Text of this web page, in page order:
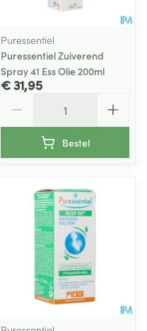
Puressentiel
Puressentiel Zuiverend
Spray 41 Ess Olie 200ml
€ 31,95
Bestel